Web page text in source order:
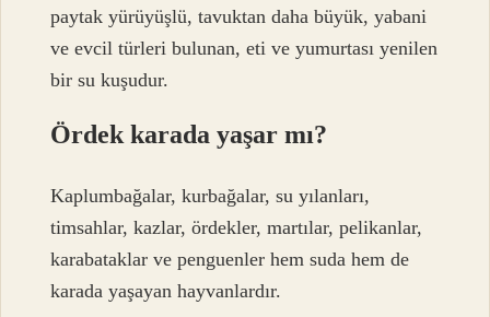
paytak yürüyüşlü, tavuktan daha büyük, yabani
ve evcil türleri bulunan, eti ve yumurtası yenilen
bir su kuşudur.
Ördek karada yaşar mı?
Kaplumbağalar, kurbağalar, su yılanları,
timsahlar, kazlar, ördekler, martılar, pelikanlar,
karabataklar ve penguenler hem suda hem de
karada yaşayan hayvanlardır.